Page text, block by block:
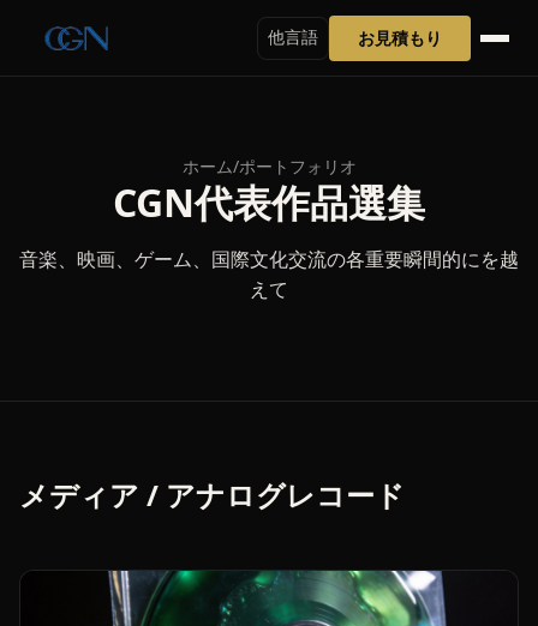
他言語 お見積もり
ホーム/ポートフォリオ
CGN代表作品選集
音楽、映画、ゲーム、国際文化交流の各重要瞬間的にを越
えて
メディア / アナログレコード